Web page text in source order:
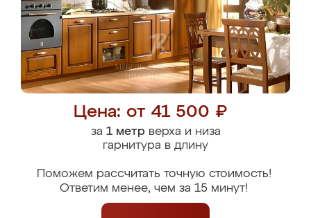
Цена: от 41 500 ₽
за 1 метрверха и низа
гарнитура в длину
Поможем рассчитать точную стоимость!
Ответим менее, чем за 15 минут!